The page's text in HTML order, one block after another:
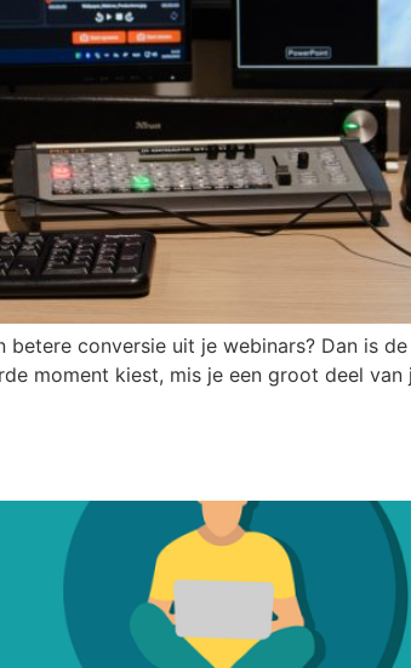
betere conversie uit je webinars? Dan is
moment kiest, mis je een groot deel